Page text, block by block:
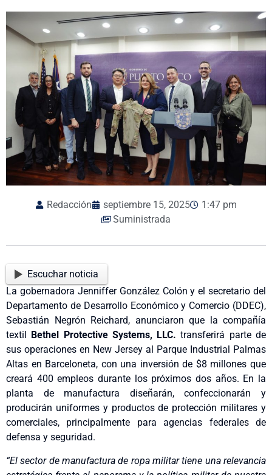
Redacción septiembre 15, 2025
1:47 pm
Suministrada
Escuchar noticia
La gobernadora Jenniffer González Colón y el secretario del
Departamento de Desarrollo Económico y Comercio (DDEC),
Sebastián Negrón Reichard, anunciaron que la compañía
textil
Bethel Protective Systems, LLC. transferirá parte de
sus operaciones en New Jersey al Parque Industrial Palmas
Altas en Barceloneta, con una inversión de $8 millones que
creará 400 empleos durante los próximos dos años. En la
planta de manufactura diseñarán, confeccionarán y
producirán uniformes y productos de protección militares y
comerciales, principalmente para agencias federales de
defensa y seguridad.
“El sector de manufactura de ropa militar tiene una relevancia